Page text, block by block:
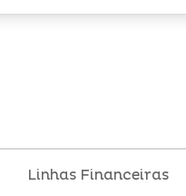
Linhas Financeiras